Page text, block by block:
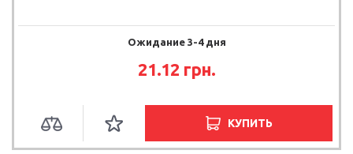
Ожидание 3-4 дня
21.12 грн.
КУПИТЬ